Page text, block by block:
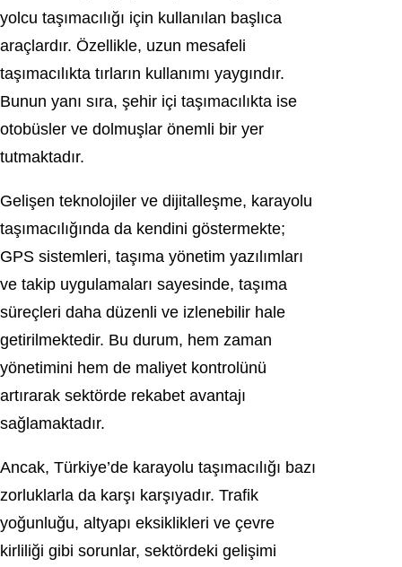
yolcu taşımacılığı için kullanılan başlıca
araçlardır. Özellikle, uzun mesafeli
taşımacılıkta tırların kullanımı yaygındır.
Bunun yanı sıra, şehir içi taşımacılıkta ise
otobüsler ve dolmuşlar önemli bir yer
tutmaktadır.
Gelişen teknolojiler ve dijitalleşme, karayolu
taşımacılığında da kendini göstermekte;
GPS sistemleri, taşıma yönetim yazılımları
ve takip uygulamaları sayesinde, taşıma
süreçleri daha düzenli ve izlenebilir hale
getirilmektedir. Bu durum, hem zaman
yönetimini hem de maliyet kontrolünü
artırarak sektörde rekabet avantajı
sağlamaktadır.
Ancak, Türkiye’de karayolu taşımacılığı bazı
zorluklarla da karşı karşıyadır. Trafik
yoğunluğu, altyapı eksiklikleri ve çevre
kirliliği gibi sorunlar, sektördeki gelişimi